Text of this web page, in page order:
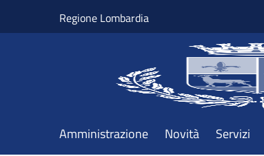
Regione Lombardia
Amministrazione Novità Servizi